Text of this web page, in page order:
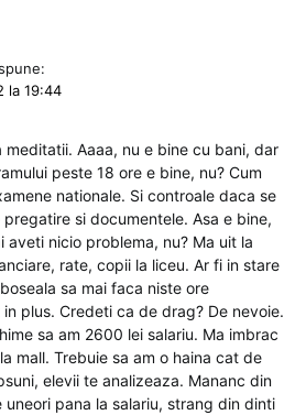
la 19:44
Aaaa, nu e bine cu bani, dar
peste 18 ore e bine, nu? Cum
nationale. Si controale daca se
si documentele. Asa e bine,
aveti nicio problema, nu? Ma uit la
rate, copii la liceu. Ar fi in stare
sa mai faca niste ore
plus. Credeti ca de drag? De nevoie.
sa am 2600 lei salariu. Ma imbrac
mall. Trebuie sa am o haina cat de
elevii te analizeaza. Mananc din
pana la salariu, strang din dinti